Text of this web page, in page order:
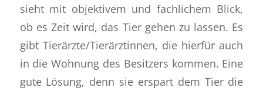
sieht mit objektivem und fachlichem Blick,
ob es Zeit wird, das Tier gehen zu lassen. Es
gibt Tierärzte/Tierärztinnen, die hierfür auch
in die Wohnung des Besitzers kommen. Eine
gute Lösung, denn sie erspart dem Tier die